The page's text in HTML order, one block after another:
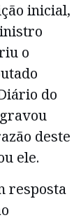
inicial,
o
do
deste
ele.
resposta